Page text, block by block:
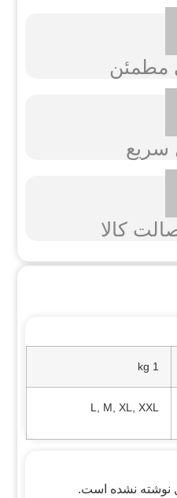
مطمئن
سریع
کالا
1 kg
L, M, XL, XXL
نوشته نشده است.